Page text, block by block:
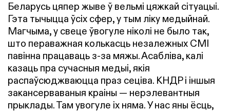
Беларусь цяпер жыве ў вельмі цяжкай сітуацыі.
Гэта тычыцца ўсіх сфер, у тым ліку медыйнай.
Магчыма, у свеце ўвогуле ніколі не было так,
што пераважная колькасць незалежных СМІ
павінна працаваць з-за мяжы. Асабліва, калі
казаць пра сучасныя медыі, якія
распаўсюджваюцца праз сеціва. КНДР і іншыя
закансерваваныя краіны — нерэлевантныя
прыклады. Там увогуле іх няма. У нас яны ёсць,